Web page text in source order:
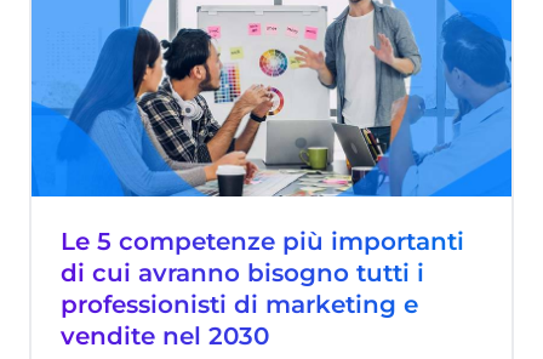
Le 5 competenze più importanti
di cui avranno bisogno tutti i
professionisti di marketing e
vendite nel 2030